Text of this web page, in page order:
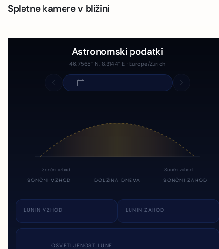
Spletne kamere v bližini
Astronomski podatki
46.7565° N, 8.3144° E · Europe/Zurich
Sončni vzhod Sončni zahod
SONČNI VZHOD DOLŽINA DNEVA SONČNI ZAHOD
LUNIN VZHOD LUNIN ZAHOD
OSVETLJENOST LUNE